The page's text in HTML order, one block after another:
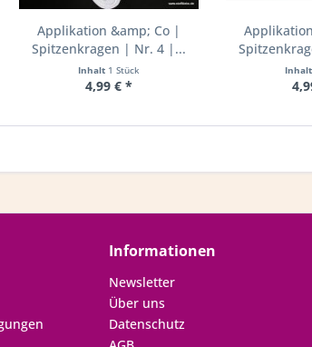
Applikation &amp; Co |
Spitzenkragen | Nr. 4 |...
Inhalt 1 Stück
4,99 € *
Inhalt
Informationen
Newsletter
Über uns
Datenschutz